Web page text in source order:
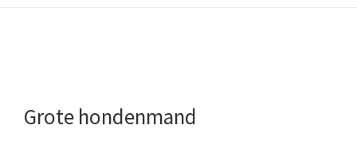
Grote hondenmand